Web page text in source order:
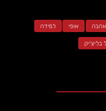
אהבה אופי למידה
בליצ'יק